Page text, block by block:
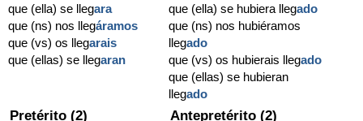
que (ella) se llegara
que (ns) nos llegáramos
que (vs) os llegarais
que (ellas) se llegaran
que (ella) se hubiera llegado
que (ns) nos hubiéramos
llegado
que (vs) os hubierais llegado
que (ellas) se hubieran
llegado
Pretérito (2) Antepretérito (2)